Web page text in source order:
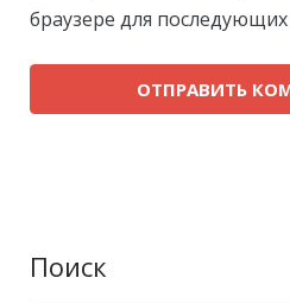
браузере для
Поиск